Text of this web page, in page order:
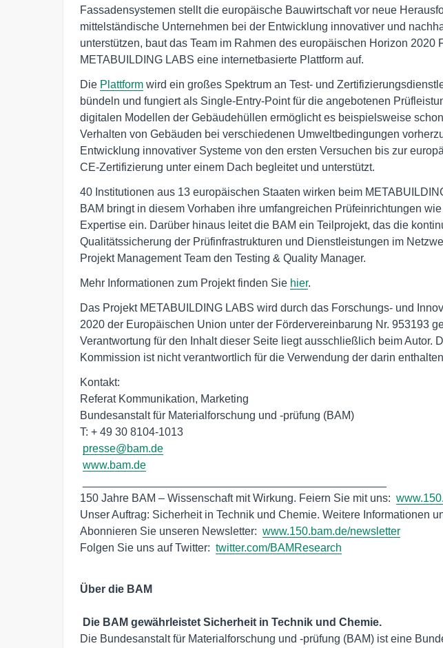
Fassadensystemen stellt die europäische Bauwirtschaft vor neue
mittelständische Unternehmen bei der Entwicklung innovativer und
unterstützen, baut das Team im Rahmen des europäischen Horizon 2020
METABUILDING LABS eine internetbasierte Plattform auf.
Die Plattform wird ein großes Spektrum an Test- und
bündeln und fungiert als Single-Entry-Point für die angebotenen
digitalen Modellen der Gebäudehüllen ermöglicht es beispielsweise
Verhalten von Gebäuden bei verschiedenen Umweltbedingungen
Entwicklung innovativer Systeme von den ersten Versuchen bis zur
CE-Zertifizierung unter einem Dach begleitet und unterstützt.
40 Institutionen aus 13 europäischen Staaten wirken beim
BAM bringt in diesem Vorhaben ihre umfangreichen Prüfeinrichtungen
Expertise ein. Darüber hinaus leitet die BAM ein Teilprojekt, das die
Qualitätssicherung der Prüfinfrastrukturen und Dienstleistungen im
Projekt Management Team den Testing & Quality Manager.
Mehr Informationen zum Projekt finden Sie hier.
Das Projekt METABUILDING LABS wird durch das Forschungs- und
2020 der Europäischen Union unter der Fördervereinbarung Nr. 953193
Verantwortung für den Inhalt dieser Seite liegt ausschließlich beim Autor.
Kommission ist nicht verantwortlich für die Verwendung der darin
Kontakt:
Referat Kommunikation, Marketing
Bundesanstalt für Materialforschung und -prüfung (BAM)
T: + 49 30 8104-1013
presse@bam.de
www.bam.de
150 Jahre BAM – Wissenschaft mit Wirkung. Feiern Sie mit uns:
Unser Auftrag: Sicherheit in Technik und Chemie. Weitere Informationen
Abonnieren Sie unseren Newsletter: www.150.bam.de/newsletter
Folgen Sie uns auf Twitter: twitter.com/BAMResearch
Über die BAM
Die BAM gewährleistet Sicherheit in Technik und Chemie.
Die Bundesanstalt für Materialforschung und -prüfung (BAM) ist eine